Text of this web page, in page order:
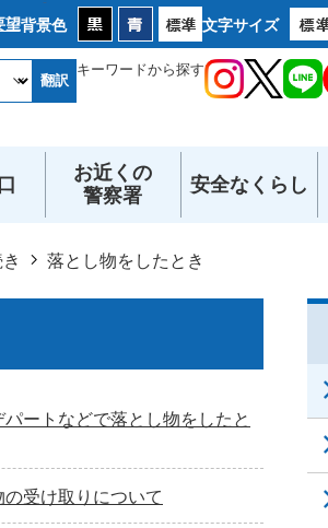
望背景色 文字サイズ
翻訳
キーワードから探す
お近くの
警察署
安全なくらし
落とし物をしたとき
パートなどで落とし物をしたと
の受け取りについて